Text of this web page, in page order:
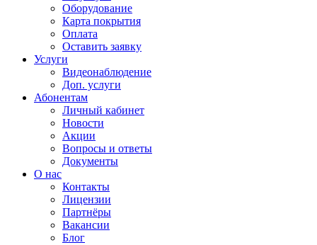
Оборудование
Карта покрытия
Оплата
Оставить заявку
Услуги
Видеонаблюдение
Доп. услуги
Абонентам
Личный кабинет
Новости
Акции
Вопросы и ответы
Документы
О нас
Контакты
Лицензии
Партнёры
Вакансии
Блог